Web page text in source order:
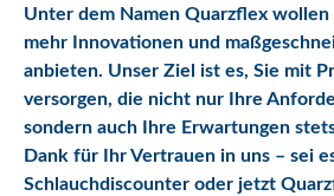
Unter dem Namen Quarzflex
mehr Innovationen und
anbieten. Unser Ziel ist es, Sie mit
versorgen, die nicht nur Ihre
sondern auch Ihre Erwartungen
Dank für Ihr Vertrauen in uns – sei
Schlauchdiscounter oder jetzt